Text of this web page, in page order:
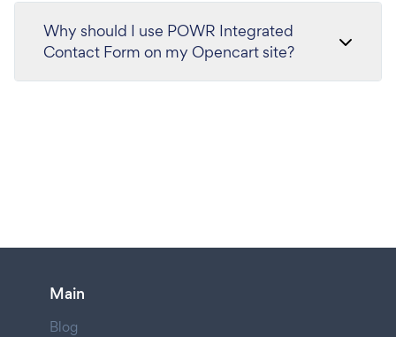
Why should I use POWR Integrated
Contact Form on my Opencart site?
Main
Blog